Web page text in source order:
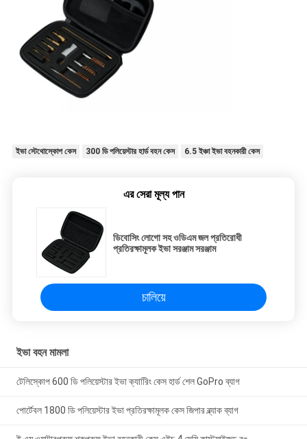
ইভা স্টেথোস্কোপ কেস 300 ডি পলিয়েস্টার হার্ড বহন কেস 6.5 ইঞ্চা ইভা বহনকারী কেস
এর সেরা মূল্য পান
ডিবোসিং লোগো সহ ওডিএম জল প্রতিরোধী
প্রতিরক্ষামূলক ইভা সরঞ্জাম সরঞ্জাম
চালিয়ে
ইভা বহন মামলা
টেলিস্কোপ 600 ডি পলিয়েস্টার ইভা ক্যারিিং কেস হার্ড শেল GoPro ব্যাগ
পোর্টেবল 1800 ডি পলিয়েস্টার ইভা প্রতিরক্ষামূলক কেস জিপার ব্ল্যাক ব্যাগ